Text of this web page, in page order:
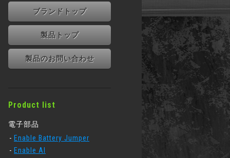
ブランドトップ
製品トップ
製品のお問い合わせ
Product list
電子部品
Enable Battery Jumper
Enable AI